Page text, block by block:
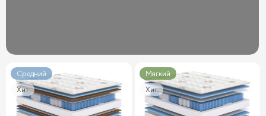
Средний
Хит
Мягкий
Хит